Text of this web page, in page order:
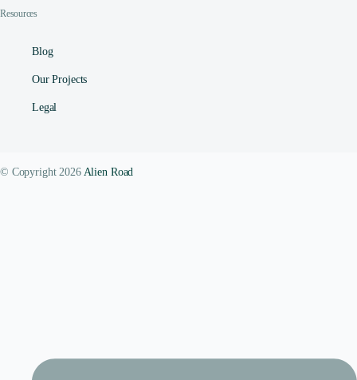
Resources
Blog
Our Projects
Legal
© Copyright 2026 Alien Road